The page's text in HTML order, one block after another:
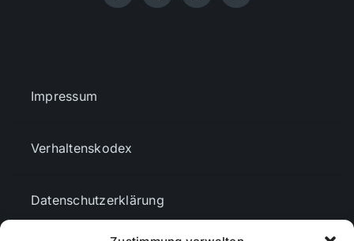
Impressum
Verhaltenskodex
Datenschutzerklärung